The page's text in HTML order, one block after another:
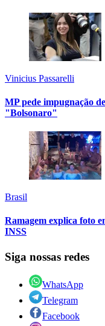
Vinicius Passarelli
MP pede impugnação
"Bolsonaro"
Brasil
Ramagem explica foto
INSS
Siga nossas redes
WhatsApp
Telegram
Facebook